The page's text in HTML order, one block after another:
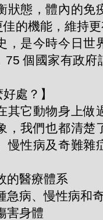
狀態，體內的免
的機能，維持
，是今時今日世
75 個國家有政府
處？】
其它動物身上做
，我們也都清楚
慢性病及奇難雜
的醫療體系
急病、慢性病和
害身體